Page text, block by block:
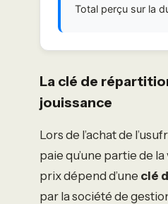
Total perçu sur la
La clé de
jouissance
Lors de l’achat de
paie qu’une partie de
prix dépend d’une clé
par la société de